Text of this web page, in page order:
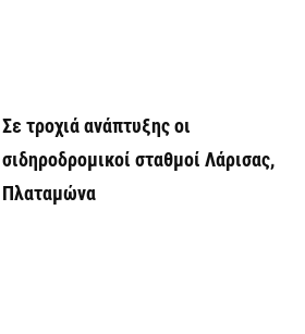
Σε τροχιά ανάπτυξης οι
σιδηροδρομικοί σταθμοί Λάρισας,
Πλαταμώνα